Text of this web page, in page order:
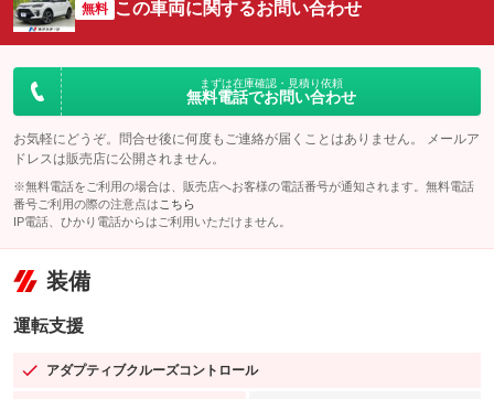
無料 この車両に関するお問い合わせ
まずは在庫確認・見積り依頼
無料電話でお問い合わせ
お気軽にどうぞ。問合せ後に何度もご連絡が届くことはありません。 メールア
ドレスは販売店に公開されません。
※無料電話をご利用の場合は、販売店へお客様の電話番号が通知されます。無料電話
番号ご利用の際の注意点は こちら
IP電話、ひかり電話からはご利用いただけません。
装備
運転支援
アダプティブクルーズコントロール
：装備あり